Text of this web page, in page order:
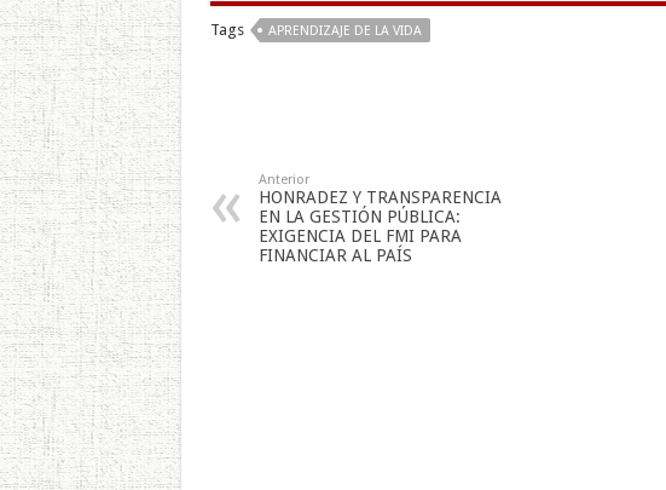
Tags APRENDIZAJE DE LA VIDA
Anterior
HONRADEZ Y TRANSPARENCIA
EN LA GESTIÓN PÚBLICA:
EXIGENCIA DEL FMI PARA
FINANCIAR AL PAÍS